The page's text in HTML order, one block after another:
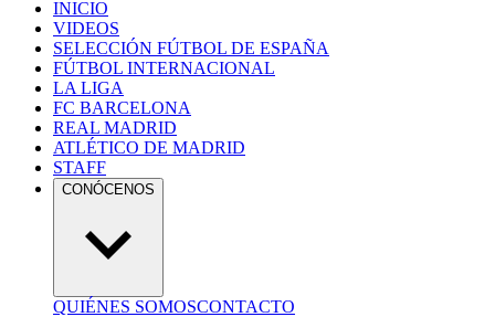
INICIO
VIDEOS
SELECCIÓN FÚTBOL DE ESPAÑA
FÚTBOL INTERNACIONAL
LA LIGA
FC BARCELONA
REAL MADRID
ATLÉTICO DE MADRID
STAFF
CONÓCENOS
QUIÉNES SOMOSCONTACTO